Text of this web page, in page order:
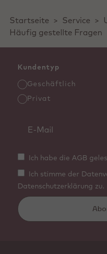
Startseite > Service >
Häufig gestellte Fragen
Kundentyp
Geschäftlich
Privat
Ich habe die AGB
Ich stimme der
Datenschutzerklärung zu.